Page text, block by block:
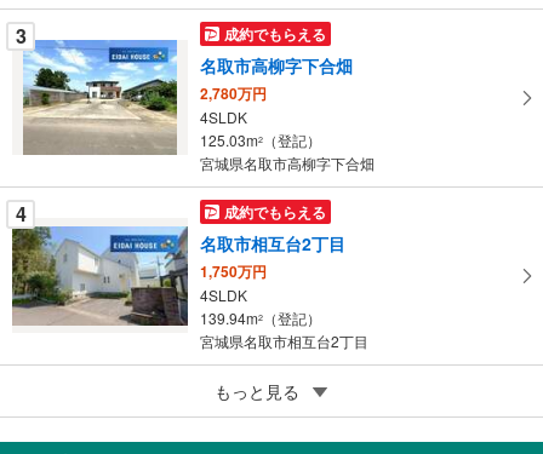
に
保
存
す
る
3 成約でもらえる
名取市高柳字下合畑
2,780万円
4SLDK
125.03m2
（登記）
宮城県名取市高柳字下合畑
4 成約でもらえる
名取市相互台2丁目
1,750万円
4SLDK
139.94m2
（登記）
宮城県名取市相互台2丁目
成約でもらえる
名取市相互台4丁目
1,849万円
もっと見る